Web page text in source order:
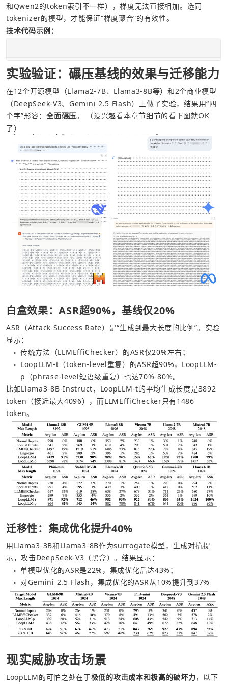
和Qwen2的token索引不一样），梯度无法直接相加。选同
tokenizer的模型，才能保证“梯度聚合”的有效性。
技术代码示例：
实验验证：碾压基线的效果与迁移能力
在12个开源模型（Llama2-7B、Llama3-8B等）和2个商业模型
（DeepSeek-V3、Gemini 2.5 Flash）上做了实验，结果用“四
个字”形容：全面碾压。 （没兴趣看本章节细节的看下图就OK
了）
白盒效果：ASR超90%，基线仅20%
ASR（Attack Success Rate）是“生成到最大长度的比例”。实验
显示：
● 传统方法（LLMEffiChecker）的ASR仅20%左右；
●
LoopLLM-t（token-level重复）的ASR超90%，LoopLLM-
p（phrase-level短语级重复）也达70%-80%。
比如Llama3-8B-Instruct，LoopLLM-t的平均生成长度是3892
token（接近最大4096），而LLMEffiChecker只有1486
token。
迁移性：集成优化提升40%
用Llama3-3B和Llama3-8B作为surrogate模型，生成对抗提
示，攻击DeepSeek-V3（黑盒）。结果显示：
● 单模型优化的ASR是22%，集成优化后达43%；
● 对Gemini 2.5 Flash，集成优化的ASR从10%提升到37%
现实威胁攻击场景
LoopLLM的可怕之处在于极低的攻击成本和极高的破坏力，以下